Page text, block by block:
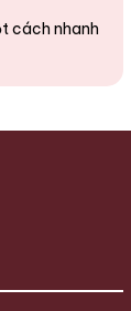
cách nhanh